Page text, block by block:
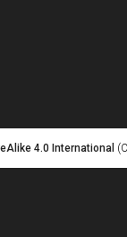
4.0 International